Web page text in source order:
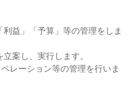
益」「予算」等の管理をしま
案し、実行します。
レーション等の管理を行いま